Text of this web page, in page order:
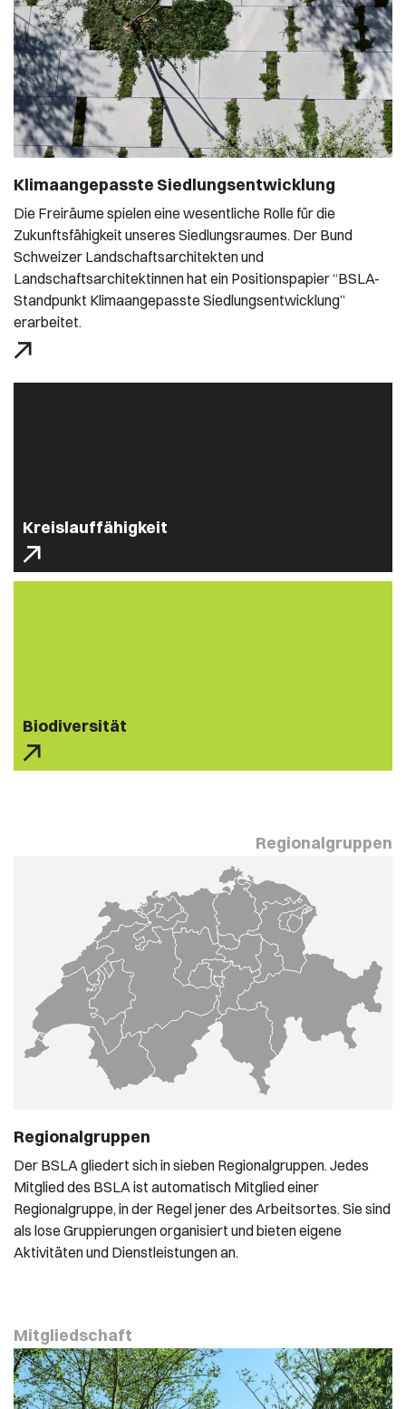
Klimaangepasste Siedlungsentwicklung
Die Freiräume spielen eine wesentliche Rolle für die
Zukunftsfähigkeit unseres Siedlungsraumes. Der Bund
Schweizer Landschaftsarchitekten und
Landschaftsarchitektinnen hat ein Positionspapier “BSLA-
Standpunkt Klimaangepasste Siedlungsentwicklung”
erarbeitet.
Kreislauffähigkeit
Biodiversität
Regionalgruppen
Regionalgruppen
Der BSLA gliedert sich in sieben Regionalgruppen. Jedes
Mitglied des BSLA ist automatisch Mitglied einer
Regionalgruppe, in der Regel jener des Arbeitsortes. Sie sind
als lose Gruppierungen organisiert und bieten eigene
Aktivitäten und Dienstleistungen an.
Mitgliedschaft